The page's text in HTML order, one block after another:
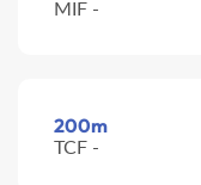
MIF -
200m
TCF -